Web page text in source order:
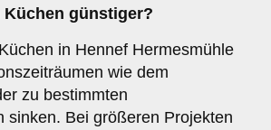
Küchen günstiger?
in Hennef Hermesmühle
wie dem
zu bestimmten
sinken. Bei größeren Projekten